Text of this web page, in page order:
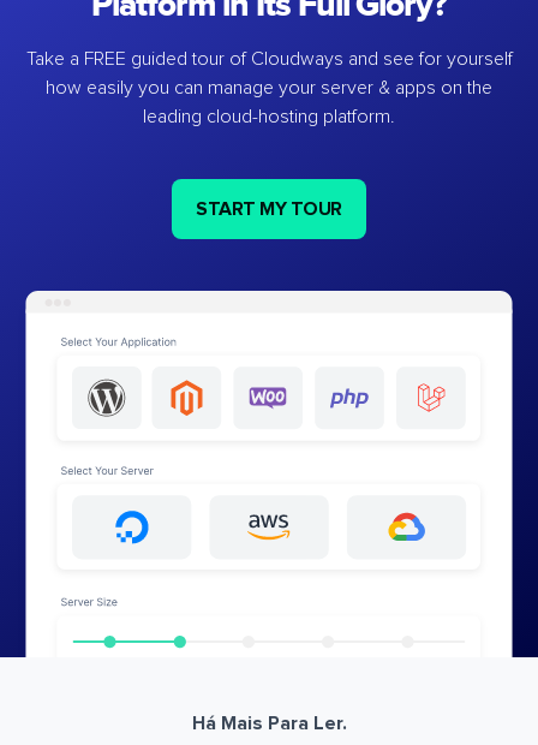
Take a FREE guided tour of Cloudways and see for yourself
how easily you can manage your server & apps on the
leading cloud-hosting platform.
START MY TOUR
Há Mais Para Ler.